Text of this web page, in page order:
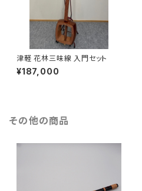
津軽 花林三味線 入門セット
¥187,000
その他の商品